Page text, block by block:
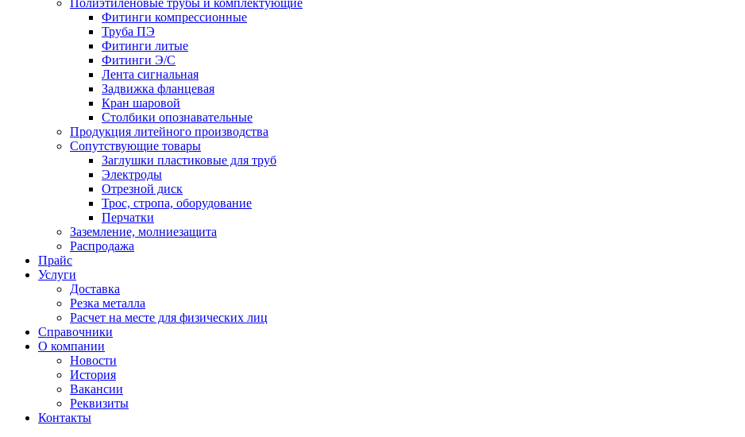
Полиэтиленовые трубы и комплектующие
Фитинги компрессионные
Труба ПЭ
Фитинги литые
Фитинги Э/С
Лента сигнальная
Задвижка фланцевая
Кран шаровой
Столбики опознавательные
Продукция литейного производства
Сопутствующие товары
Заглушки пластиковые для труб
Электроды
Отрезной диск
Трос, стропа, оборудование
Перчатки
Заземление, молниезащита
Распродажа
Прайс
Услуги
Доставка
Резка металла
Расчет на месте для физических лиц
Справочники
О компании
Новости
История
Вакансии
Реквизиты
Контакты